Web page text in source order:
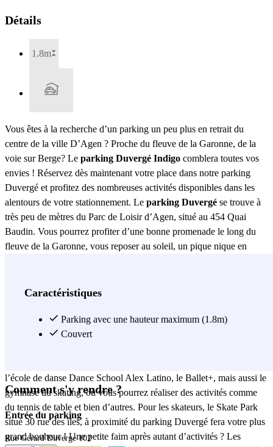
Détails
1.8m
Vous êtes à la recherche d’un parking un peu plus en retrait du
centre de la ville D’Agen ? Proche du fleuve de la Garonne, de la
voie sur Berge? Le parking Duvergé Indigo comblera toutes vos
envies ! Réservez dès maintenant votre place dans notre parking
Duvergé et profitez des nombreuses activités disponibles dans les
alentours de votre stationnement. Le parking Duvergé se trouve à
très peu de mètres du Parc de Loisir d’Agen, situé au 454 Quai
Baudin. Vous pourrez profiter d’une bonne promenade le long du
fleuve de la Garonne, vous reposer au soleil, un pique nique en
de récupérer quelque chose à l’intérieur, ou simplement rentrer de
est idéal ! Aux Alentours du fleuve de la Garonne, pour tous les fans
d’activités sportives, vous pourrez profiter de différents centres de
l’école de danse Dance School Alex Latino, le Ballet+, mais aussi le
gymnase du skating, où vous pourrez réaliser des activités comme
du tennis de table et bien d’autres. Pour les skateurs, le Skate Park
situé 30 rue des îles, à proximité du parking Duvergé fera votre plus
grand bonheur ! Une petite faim après autant d’activités ? Les
Caractéristiques
Parking avec une hauteur maximum (1.8m)
Couvert
Comment s'y rendre ?
Entrée du parking
Rue Gérard Duvergé 102